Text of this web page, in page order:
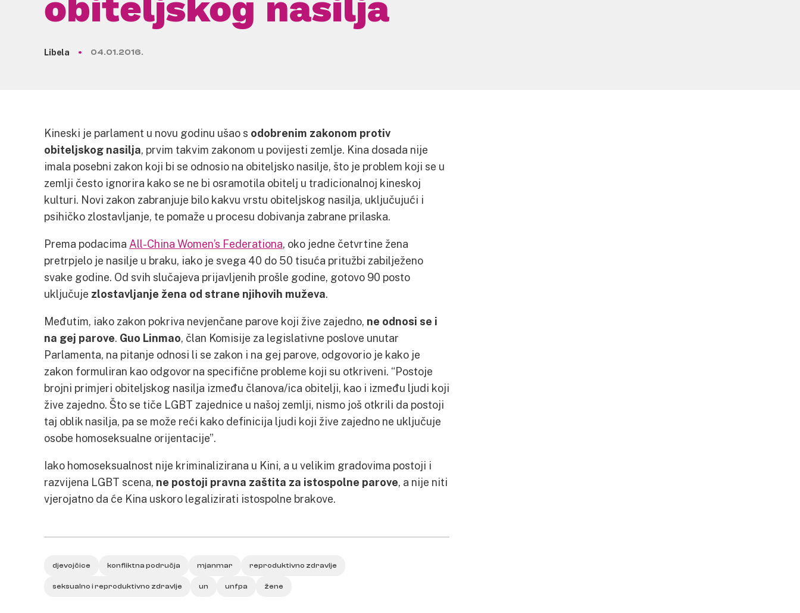
Libela 04.01.2016.
Kineski je parlament u novu godinu ušao s odobrenim zakonom protiv
obiteljskog nasilja, prvim takvim zakonom u povijesti zemlje. Kina dosada nije
imala posebni zakon koji bi se odnosio na obiteljsko nasilje, što je problem koji se u
zemlji često ignorira kako se ne bi osramotila obitelj u tradicionalnoj kineskoj
kulturi. Novi zakon zabranjuje bilo kakvu vrstu obiteljskog nasilja, uključujući i
psihičko zlostavljanje, te pomaže u procesu dobivanja zabrane prilaska.
Prema podacima All-China Women’s Federationa, oko jedne četvrtine žena
pretrpjelo je nasilje u braku, iako je svega 40 do 50 tisuća pritužbi zabilježeno
svake godine. Od svih slučajeva prijavljenih prošle godine, gotovo 90 posto
uključuje zlostavljanje žena od strane njihovih muževa.
Međutim, iako zakon pokriva nevjenčane parove koji žive zajedno, ne odnosi se i
na gej parove. Guo Linmao, član Komisije za legislativne poslove unutar
Parlamenta, na pitanje odnosi li se zakon i na gej parove, odgovorio je kako je
zakon formuliran kao odgovor na specifične probleme koji su otkriveni. “Postoje
brojni primjeri obiteljskog nasilja između članova/ica obitelji, kao i između ljudi koji
žive zajedno. Što se tiče LGBT zajednice u našoj zemlji, nismo još otkrili da postoji
taj oblik nasilja, pa se može reći kako definicija ljudi koji žive zajedno ne uključuje
osobe homoseksualne orijentacije”.
Iako homoseksualnost nije kriminalizirana u Kini, a u velikim gradovima postoji i
razvijena LGBT scena, ne postoji pravna zaštita za istospolne parove, a nije niti
vjerojatno da će Kina uskoro legalizirati istospolne brakove.
djevojčice konfliktna područja mjanmar reproduktivno zdravlje
seksualno i reproduktivno zdravlje un unfpa žene